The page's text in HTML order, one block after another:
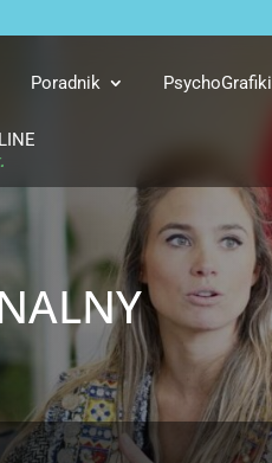
Poradnik PsychoGrafiki